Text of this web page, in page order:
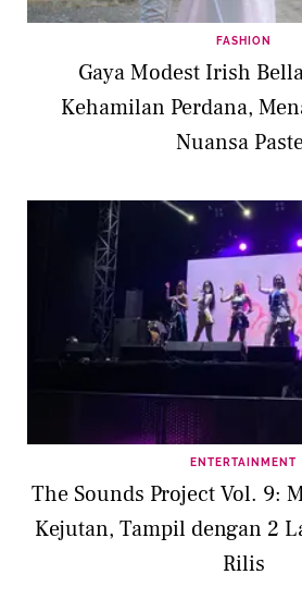
FASHION
Gaya Modest Irish
Kehamilan Perdana,
Nuansa
ENTERTAINMENT
The Sounds Project Vol. 9:
Kejutan, Tampil dengan 2
Rilis